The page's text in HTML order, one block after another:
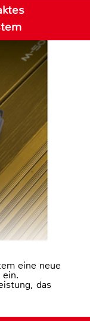
eine neue
das